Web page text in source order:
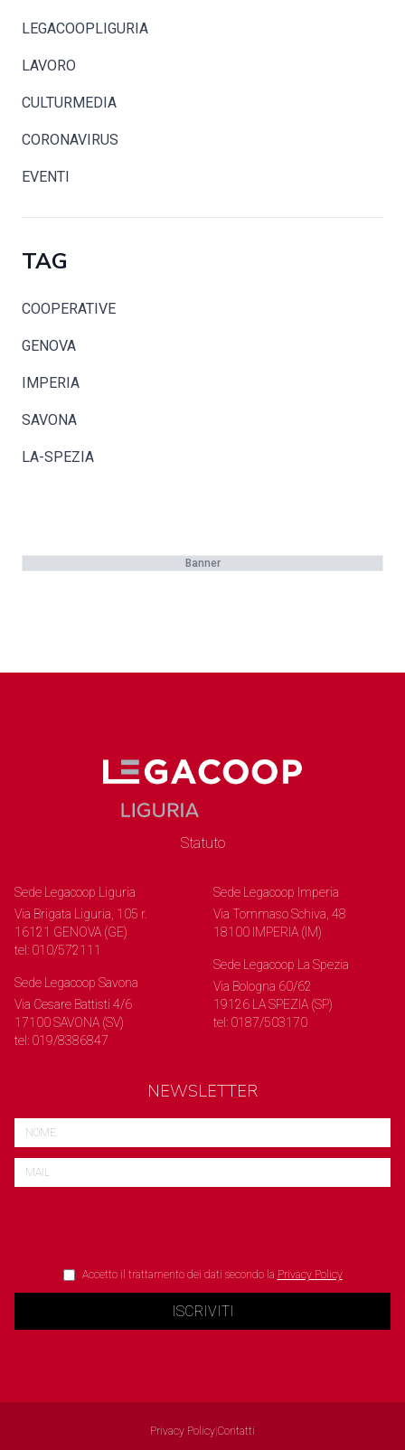
LEGACOOPLIGURIA
LAVORO
CULTURMEDIA
CORONAVIRUS
EVENTI
TAG
COOPERATIVE
GENOVA
IMPERIA
SAVONA
LA-SPEZIA
Banner
Statuto
Sede Legacoop Liguria
Via Brigata Liguria, 105 r.
16121 GENOVA (GE)
tel: 010/572111
Sede Legacoop Savona
Via Cesare Battisti 4/6
17100 SAVONA (SV)
tel: 019/8386847
Sede Legacoop Imperia
Via Tommaso Schiva, 48
18100 IMPERIA (IM)
Sede Legacoop La Spezia
Via Bologna 60/62
19126 LA SPEZIA (SP)
tel: 0187/503170
NEWSLETTER
Accetto il trattamento dei dati secondo la Privacy Policy
ISCRIVITI
Privacy Policy Contatti